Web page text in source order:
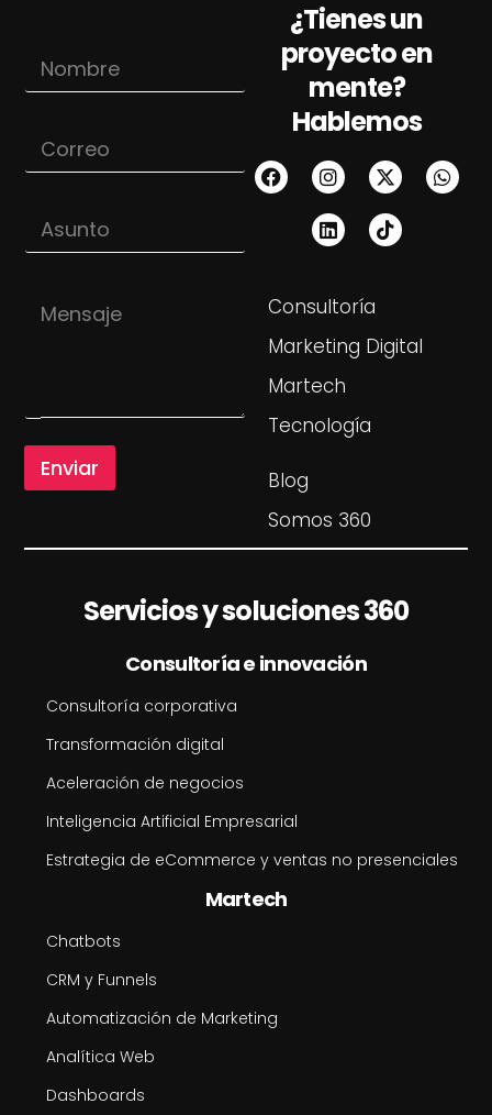
¿Tienes un
proyecto en
mente?
Hablemos
Consultoría
Marketing Digital
Martech
Tecnología
Blog
Somos 360
m
*
t
r
*
u
e
Enviar
Servicios y soluciones 360
Consultoría e innovación
Consultoría corporativa
Transformación digital
Aceleración de negocios
Inteligencia Artificial Empresarial
Estrategia de eCommerce y ventas no presenciales
Martech
Chatbots
CRM y Funnels
Automatización de Marketing
Analítica Web
Dashboards